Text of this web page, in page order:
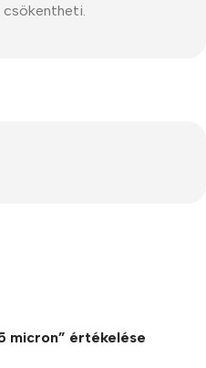
micron” értékelése